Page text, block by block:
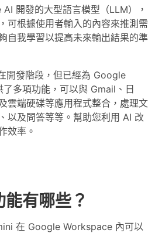
開發的大型語言模型（LLM），
可根據使用者輸入的內容來推測需
自我學習以提高未來輸出結果的準
開發階段，但已經為 Google
多項功能，可以與 Gmail、日
雲端硬碟等應用程式整合，處理文
以及問答等等。幫助您利用 AI 改
效率。
有哪些？
在 Google Workspace 內可以